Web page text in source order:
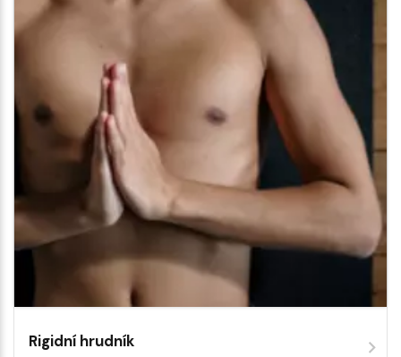
Rigidní hrudník